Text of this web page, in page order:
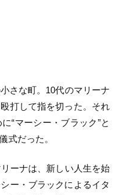
さな町。10代のマリーナ
打して指を切った。それ
“マーシー・ブラック”と
式だった。
ーナは、新しい人生を始
ー・ブラックによるイタ